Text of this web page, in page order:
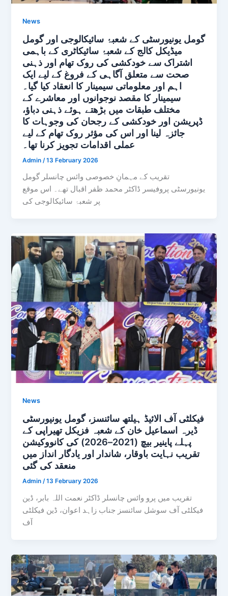
News
گومل یونیورسٹی کے شعبۂ سائیکالوجی اور گومل
میڈیکل کالج کے شعبۂ سائیکاٹری کے باہمی
اشتراک سے خودکشی کی روک تھام اور ذہنی
صحت سے متعلق آگاہی کے فروغ کے لیے ایک
اہم اور معلوماتی سیمینار کا انعقاد کیا گیا۔
سیمینار کا مقصد نوجوانوں اور معاشرے کے
مختلف طبقات میں بڑھتے ہوئے ذہنی دباؤ،
ڈپریشن اور خودکشی کے رجحان کی وجوہات کا
جائزہ لینا اور اس کی مؤثر روک تھام کے لیے
عملی اقدامات تجویز کرنا تھا۔
Admin /13 February 2026
تقریب کے مہمانِ خصوصی وائس چانسلر گومل
یونیورسٹی پروفیسر ڈاکٹر محمد ظفر اقبال تھے۔ اس موقع
پر شعبۂ سائیکالوجی کی
News
فیکلٹی آف الائیڈ ہیلتھ سائنسز، گومل یونیورسٹی
ڈیرہ اسماعیل خان کے شعبہ فزیکل تھیراپی کے
پہلے پاینیر بیچ (2021–2026) کی کانووکیشن
تقریب نہایت باوقار، شاندار اور یادگار انداز میں
منعقد کی گئی
Admin/13 February 2026
تقریب میں پرو وائس چانسلر ڈاکٹر نعمت اللہ بابر، ڈین
فیکلٹی آف سوشل سائنسز جناب زاہد اعوان، ڈین فیکلٹی
آف